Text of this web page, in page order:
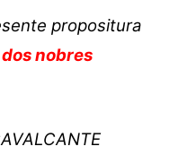
propositura
nobres